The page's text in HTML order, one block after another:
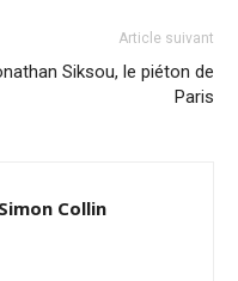
Article suivant
Siksou, le piéton de
Paris
Simon Collin